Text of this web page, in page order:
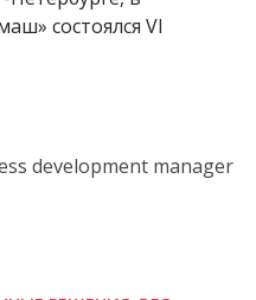
состоялся VI
development manager